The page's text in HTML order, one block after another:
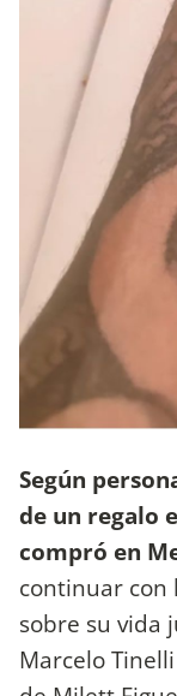
Según
de un regalo
compró en
continuar con
sobre su vida
Marcelo